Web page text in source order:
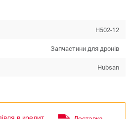
H502-12
Запчастини для дронів
Hubsan